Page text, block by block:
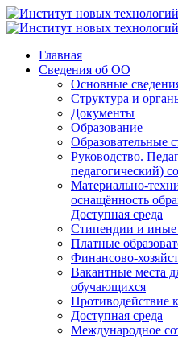
Главная
Сведения об ОО
Основные
Структура и
Документы
Образование
Образовательные
Руководство.
педагогический)
Материально-
оснащённость
Доступная среда
Стипендии и иные
Платные
Финансово-
Вакантные места
обучающихся
Противодействие
Доступная среда
Международное